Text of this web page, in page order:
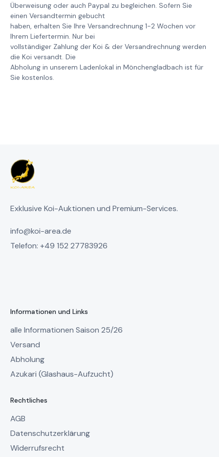
Überweisung oder auch Paypal zu begleichen. Sofern Sie
einen Versandtermin gebucht
haben, erhalten Sie Ihre Versandrechnung 1-2 Wochen vor
Ihrem Liefertermin. Nur bei
vollständiger Zahlung der Koi & der Versandrechnung werden
die Koi versandt. Die
Abholung in unserem Ladenlokal in Mönchengladbach ist für
Sie kostenlos.
Exklusive Koi-Auktionen und Premium-Services.
info@koi-area.de
Telefon: +49 152 27783926
Informationen und Links
alle Informationen Saison 25/26
Versand
Abholung
Azukari (Glashaus-Aufzucht)
Rechtliches
AGB
Datenschutzerklärung
Widerrufsrecht